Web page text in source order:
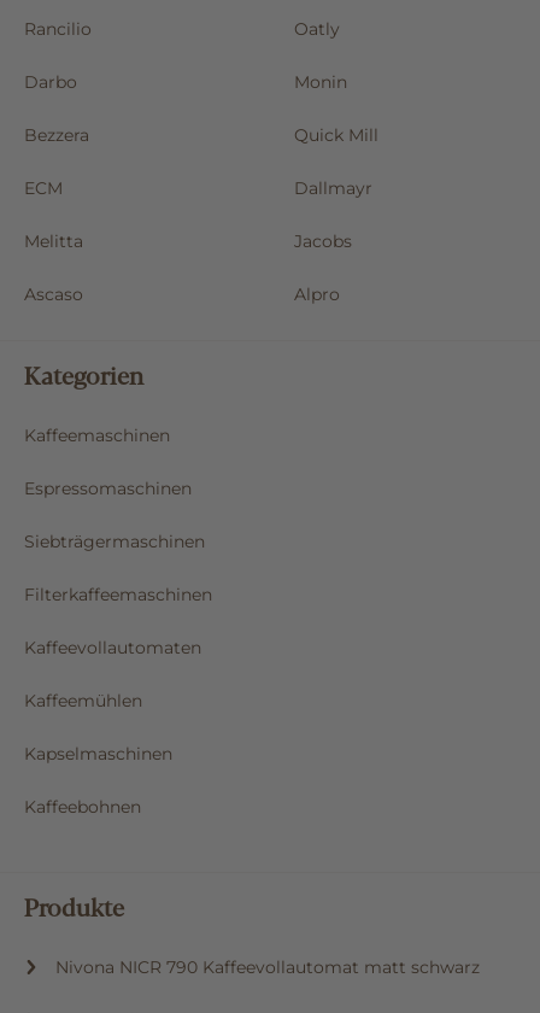
Rancilio Oatly
Darbo Monin
Bezzera Quick Mill
ECM Dallmayr
Melitta Jacobs
Ascaso Alpro
Kategorien
Kaffeemaschinen
Espressomaschinen
Siebträgermaschinen
Filterkaffeemaschinen
Kaffeevollautomaten
Kaffeemühlen
Kapselmaschinen
Kaffeebohnen
Produkte
Nivona NICR 790 Kaffeevollautomat matt schwarz